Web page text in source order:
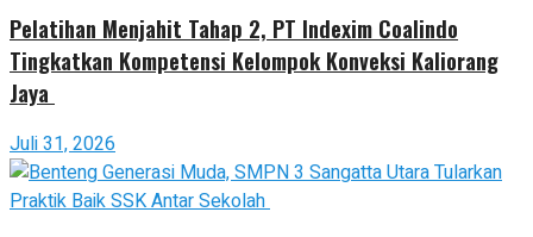
Pelatihan Menjahit Tahap 2, PT Indexim Coalindo
Tingkatkan Kompetensi Kelompok Konveksi Kaliorang
Jaya
Juli 31, 2026